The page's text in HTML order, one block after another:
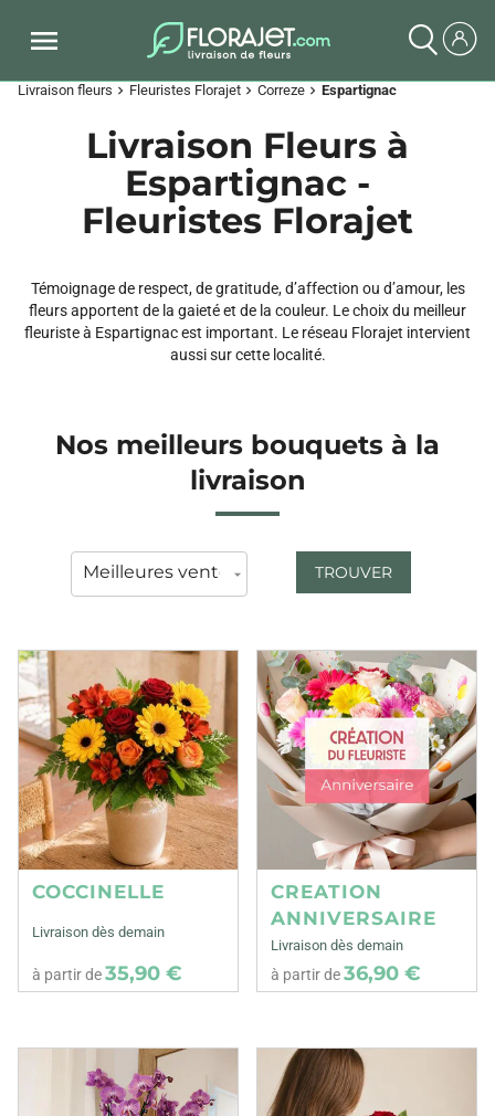
Livraison fleurs chevron_right Fleuristes Florajet chevron_right Correze chevron_right Espartignac
Livraison Fleurs à
Espartignac -
Fleuristes Florajet
Témoignage de respect, de gratitude, d’affection ou d’amour, les
fleurs apportent de la gaieté et de la couleur. Le choix du meilleur
fleuriste à Espartignac est important. Le réseau Florajet intervient
aussi sur cette localité.
Nos meilleurs bouquets à la
livraison
TROUVER
COCCINELLE
Livraison dès demain
à partir de35,90 €
CREATION
ANNIVERSAIRE
Livraison dès demain
à partir de36,90 €